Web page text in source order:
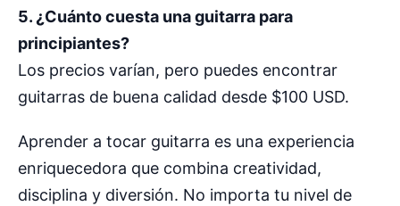
5. ¿Cuánto cuesta una guitarra para
principiantes?
Los precios varían, pero puedes encontrar
guitarras de buena calidad desde $100 USD.
Aprender a tocar guitarra es una experiencia
enriquecedora que combina creatividad,
disciplina y diversión. No importa tu nivel de